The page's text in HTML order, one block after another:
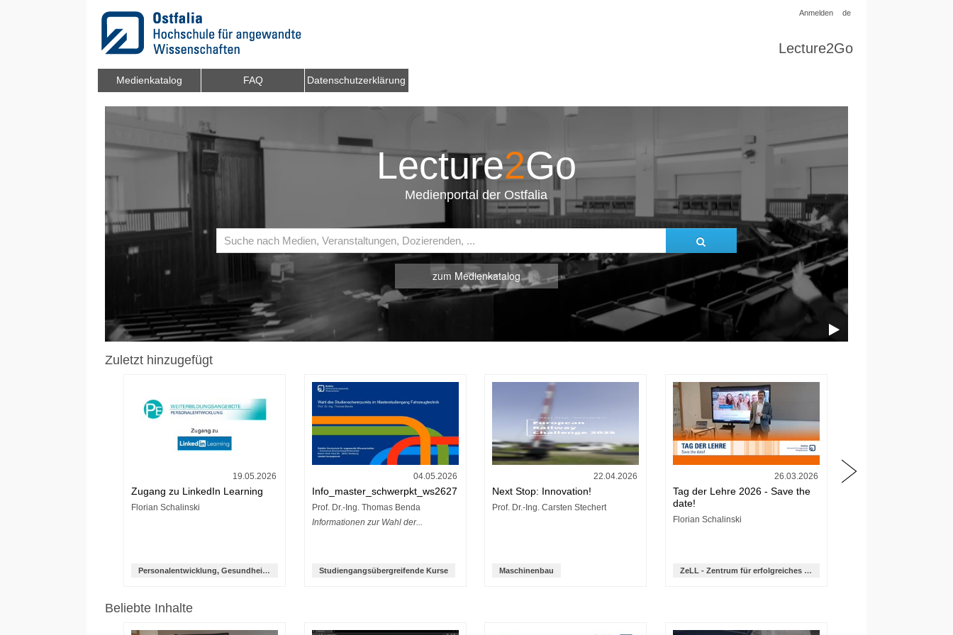
Anmelden de
Lecture2Go
Medienkatalog FAQ Datenschutzerklärung
Lecture2Go
Medienportal der Ostfalia
zum Medienkatalog
Zuletzt hinzugefügt
19.05.2026
Zugang zu LinkedIn Learning
Florian Schalinski
Personalentwicklung, Gesundheitsmanagement und Hochschulsport
04.05.2026
Info_master_schwerpkt_ws2627
Prof. Dr.-Ing. Thomas Benda
Informationen zur Wahl der...
Studiengangsübergreifende Kurse
22.04.2026
Next Stop: Innovation!
Prof. Dr.-Ing. Carsten Stechert
Maschinenbau
26.03.2026
Tag der Lehre 2026 - Save the
date!
Florian Schalinski
ZeLL - Zentrum für erfolgreiches Lehren und Lernen
Beliebte Inhalte